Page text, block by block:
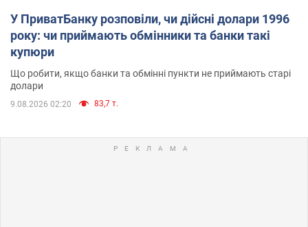
У ПриватБанку розповіли, чи дійсні долари 1996
року: чи приймають обмінники та банки такі
купюри
Що робити, якщо банки та обмінні пункти не приймають старі
долари
9.08.2026 02:20 83,7 т.